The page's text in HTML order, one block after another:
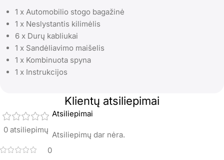
1 x Automobilio stogo bagažinė
1 x Neslystantis kilimėlis
6 x Durų kabliukai
1 x Sandėliavimo maišelis
1 x Kombinuota spyna
1 x Instrukcijos
Klientų atsiliepimai
0 atsiliepimų
0
Atsiliepimai
Atsiliepimų dar nėra.